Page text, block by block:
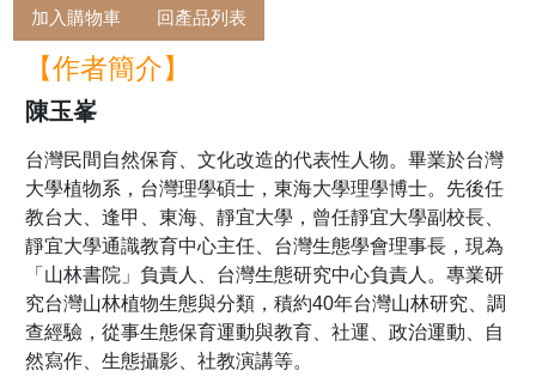
加入購物車 回產品列表
【作者簡介】
陳玉峯
台灣民間自然保育、文化改造的代表性人物。畢業於台灣
大學植物系，台灣理學碩士，東海大學理學博士。先後任
教台大、逢甲、東海、靜宜大學，曾任靜宜大學副校長、
靜宜大學通識教育中心主任、台灣生態學會理事長，現為
「山林書院」負責人、台灣生態研究中心負責人。專業研
究台灣山林植物生態與分類，積約40年台灣山林研究、調
查經驗，從事生態保育運動與教育、社運、政治運動、自
然寫作、生態攝影、社教演講等。